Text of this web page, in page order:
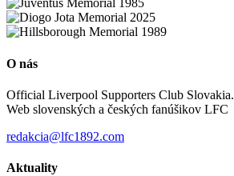
O nás
Official Liverpool Supporters Club Slovakia.
Web slovenských a českých fanúšikov LFC
redakcia@lfc1892.com
Aktuality